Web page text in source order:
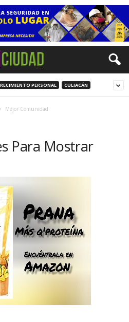
PERSONAL CULIACÁN
Mejor Comunidad
Para Mostrar